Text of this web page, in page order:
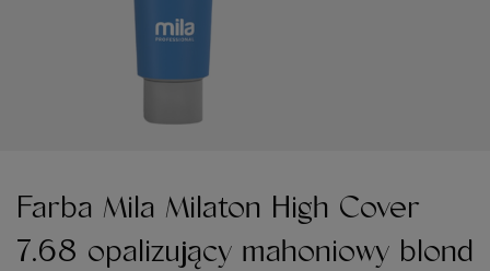
Farba Mila Milaton High Cover
7.68 opalizujący mahoniowy blond